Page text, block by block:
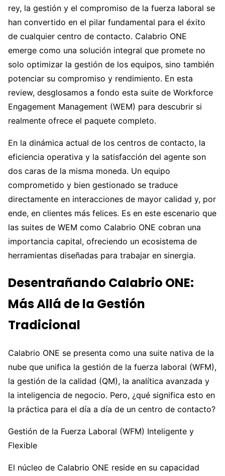
rey, la gestión y el compromiso de la fuerza laboral se
han convertido en el pilar fundamental para el éxito
de cualquier centro de contacto. Calabrio ONE
emerge como una solución integral que promete no
solo optimizar la gestión de los equipos, sino también
potenciar su compromiso y rendimiento. En esta
review, desglosamos a fondo esta suite de Workforce
Engagement Management (WEM) para descubrir si
realmente ofrece el paquete completo.
En la dinámica actual de los centros de contacto, la
eficiencia operativa y la satisfacción del agente son
dos caras de la misma moneda. Un equipo
comprometido y bien gestionado se traduce
directamente en interacciones de mayor calidad y, por
ende, en clientes más felices. Es en este escenario que
las suites de WEM como Calabrio ONE cobran una
importancia capital, ofreciendo un ecosistema de
herramientas diseñadas para trabajar en sinergia.
Desentrañando Calabrio ONE:
Más Allá de la Gestión
Tradicional
Calabrio ONE se presenta como una suite nativa de la
nube que unifica la gestión de la fuerza laboral (WFM),
la gestión de la calidad (QM), la analítica avanzada y
la inteligencia de negocio. Pero, ¿qué significa esto en
la práctica para el día a día de un centro de contacto?
Gestión de la Fuerza Laboral (WFM) Inteligente y
Flexible
El núcleo de Calabrio ONE reside en su capacidad